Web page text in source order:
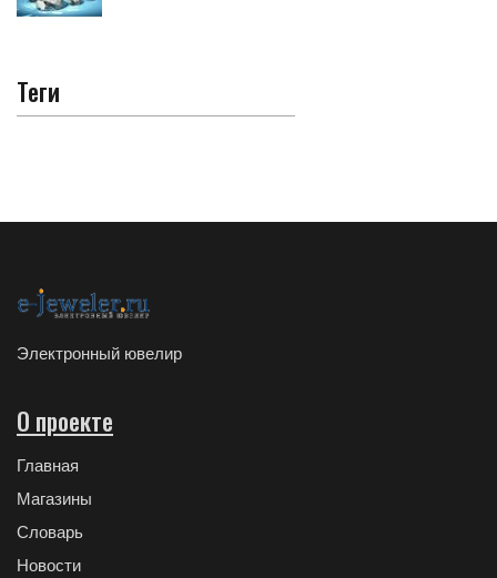
Теги
Электронный ювелир
О проекте
Главная
Магазины
Словарь
Новости